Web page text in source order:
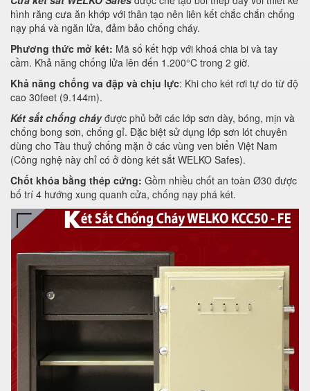
hình răng cưa ăn khớp với thân tạo nên liên kết chắc chắn chống
nạy phá và ngăn lửa, đảm bảo chống cháy.
Phương thức mở két: Mã số kết hợp với khoá chia bi và tay
cầm. Khả năng chống lửa lên đến 1.200°C trong 2 giờ.
Khả năng chống va đập và chịu lực: Khi cho két rơi tự do từ độ
cao 30feet (9.144m).
Két sắt chống cháyđược phủ bởi các lớp sơn dày, bóng, mịn và
chống bong sơn, chống gỉ. Đặc biệt sử dụng lớp sơn lót chuyên
dùng cho Tàu thuỷ chống mặn ở các vùng ven biển Việt Nam
(Công nghệ này chỉ có ở dòng két sắt WELKO Safes).
Chốt khóa bằng thép cứng: Gồm nhiều chốt an toàn Ø30 được
bố trí 4 hướng xung quanh cửa, chống nạy phá két.